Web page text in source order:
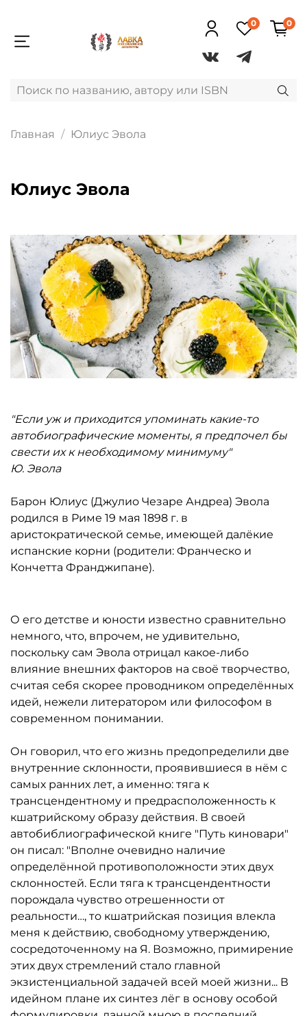
0 0
Главная Юлиус Эвола
Юлиус Эвола
"Если уж и приходится упоминать какие-то
автобиографические моменты, я предпочел бы
свести их к необходимому минимуму"
Ю. Эвола
Барон Юлиус (Джулио Чезаре Андреа) Эвола
родился в Риме 19 мая 1898 г. в
аристократической семье, имеющей далёкие
испанские корни (родители: Франческо и
Кончетта Франджипане).
О его детстве и юности известно сравнительно
немного, что, впрочем, не удивительно,
поскольку сам Эвола отрицал какое-либо
влияние внешних факторов на своё творчество,
считая себя скорее проводником определённых
идей, нежели литератором или философом в
современном понимании.
Он говорил, что его жизнь предопределили две
внутренние склонности, проявившиеся в нём с
самых ранних лет, а именно: тяга к
трансцендентному и предрасположенность к
кшатрийскому образу действия. В своей
автобиблиографической книге "Путь киновари"
он писал: "Вполне очевидно наличие
определённой противоположности этих двух
склонностей. Если тяга к трансцендентности
порождала чувство отрешенности от
реальности…, то кшатрийская позиция влекла
меня к действию, свободному утверждению,
сосредоточенному на Я. Возможно, примирение
этих двух стремлений стало главной
экзистенциальной задачей всей моей жизни... В
идейном плане их синтез лёг в основу особой